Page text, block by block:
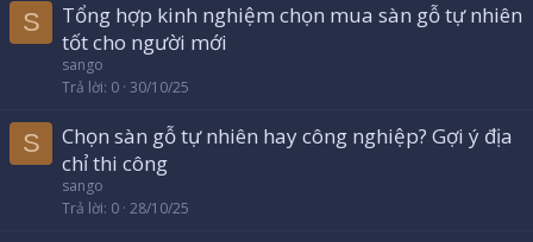
S
Tổng hợp kinh nghiệm chọn mua sàn gỗ tự nhiên
tốt cho người mới
sango
Trả lời 0 30/10/25
S
Chọn sàn gỗ tự nhiên hay công nghiệp? Gợi ý địa
chỉ thi công
sango
Trả lời 0 28/10/25